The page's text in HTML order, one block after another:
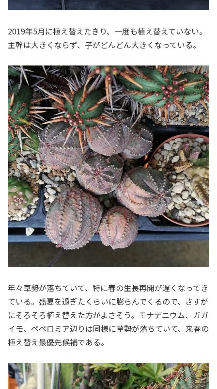
2019年5月に植え替えたきり、一度も植え替えていない。
主幹は大きくならず、子がどんどん大きくなっている。
年々草勢が落ちていて、特に春の生長再開が遅くなってき
ている。盛夏を過ぎたくらいに膨らんでくるので、さすが
にそろそろ植え替えた方がよさそう。モナデニウム、ガガ
イモ、ペペロミア辺りは同様に草勢が落ちていて、来春の
植え替え最優先候補である。